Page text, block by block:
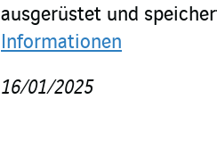
ausgerüstet und
Informationen
16/01/2025